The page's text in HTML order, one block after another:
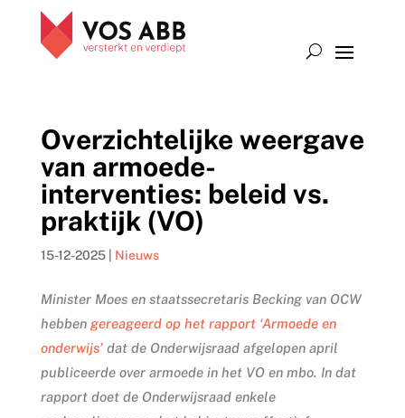
Overzichtelijke weergave
van armoede-
interventies: beleid vs.
praktijk (VO)
15-12-2025| Nieuws
Minister Moes en staatssecretaris Becking van OCW
hebben gereageerd op het rapport ‘Armoede en
onderwijs’dat de Onderwijsraad afgelopen april
publiceerde over armoede in het VO en mbo. In dat
rapport doet de Onderwijsraad enkele